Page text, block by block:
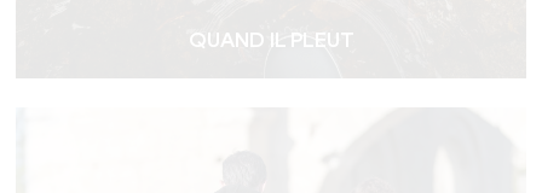
QUAND IL PLEUT